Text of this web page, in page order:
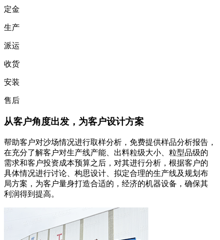
定金
生产
派运
收货
安装
售后
从客户角度出发，为客户设计方案
帮助客户对沙场情况进行取样分析，免费提供样品分析报告，
在充分了解客户对生产线产能、出料粒级大小、粒型品级的
需求和客户投资成本预算之后，对其进行分析，根据客户的
具体情况进行讨论、构思设计、拟定合理的生产线及规划布
局方案，为客户量身打造合适的，经济的机器设备，确保其
利润得到提高。